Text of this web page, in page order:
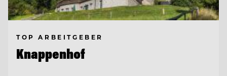
TOP ARBEITGEBER
Knappenhof